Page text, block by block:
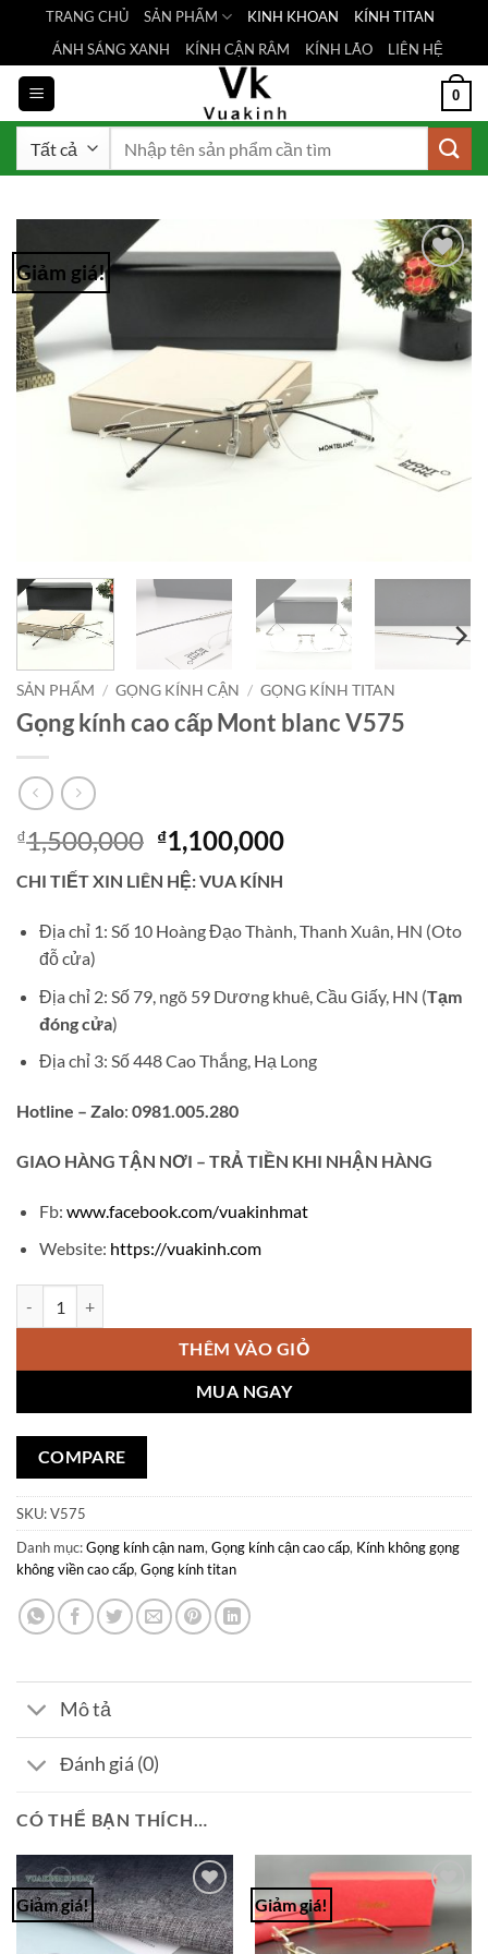
nội
dung
TRANG CHỦ SẢN PHẨM KINH KHOAN
KÍNH TITAN
ÁNH SÁNG XANH
KÍNH CẬN RÂM KÍNH LÃO LIÊN HỆ
0
Giảm giá!
Add to
Wishlist
SẢN PHẨM / GỌNG KÍNH CẬN / GỌNG KÍNH TITAN
Gọng kính cao cấp Mont blanc V575
₫1,500,000 Giá
gốc
là:
₫1,500,000.
₫1,100,000Giá
là:
₫1,100,000.
CHI TIẾT XIN LIÊN HỆ: VUA KÍNH
Địa chỉ 1: Số 10 Hoàng Đạo Thành, Thanh Xuân, HN (Oto
đỗ cửa)
Địa chỉ 2: Số 79, ngõ 59 Dương khuê, Cầu Giấy, HN (Tạm
đóng cửa)
Địa chỉ 3: Số 448 Cao Thắng, Hạ Long
Hotline – Zalo: 0981.005.280
GIAO HÀNG TẬN NƠI – TRẢ TIỀN KHI NHẬN HÀNG
Fb: www.facebook.com/vuakinhmat
Website: https://vuakinh.com
THÊM VÀO GIỎ
MUA NGAY
COMPARE
SKU:V575
Danh mục:Gọng kính cận nam, Gọng kính cận cao cấp, Kính không gọng
không viền cao cấp, Gọng kính titan
Mô tả
Đánh giá (0)
CÓ THỂ BẠN THÍCH…
Giảm giá!
Add to
Wishlist
Giảm giá!
Add to
Wishlist